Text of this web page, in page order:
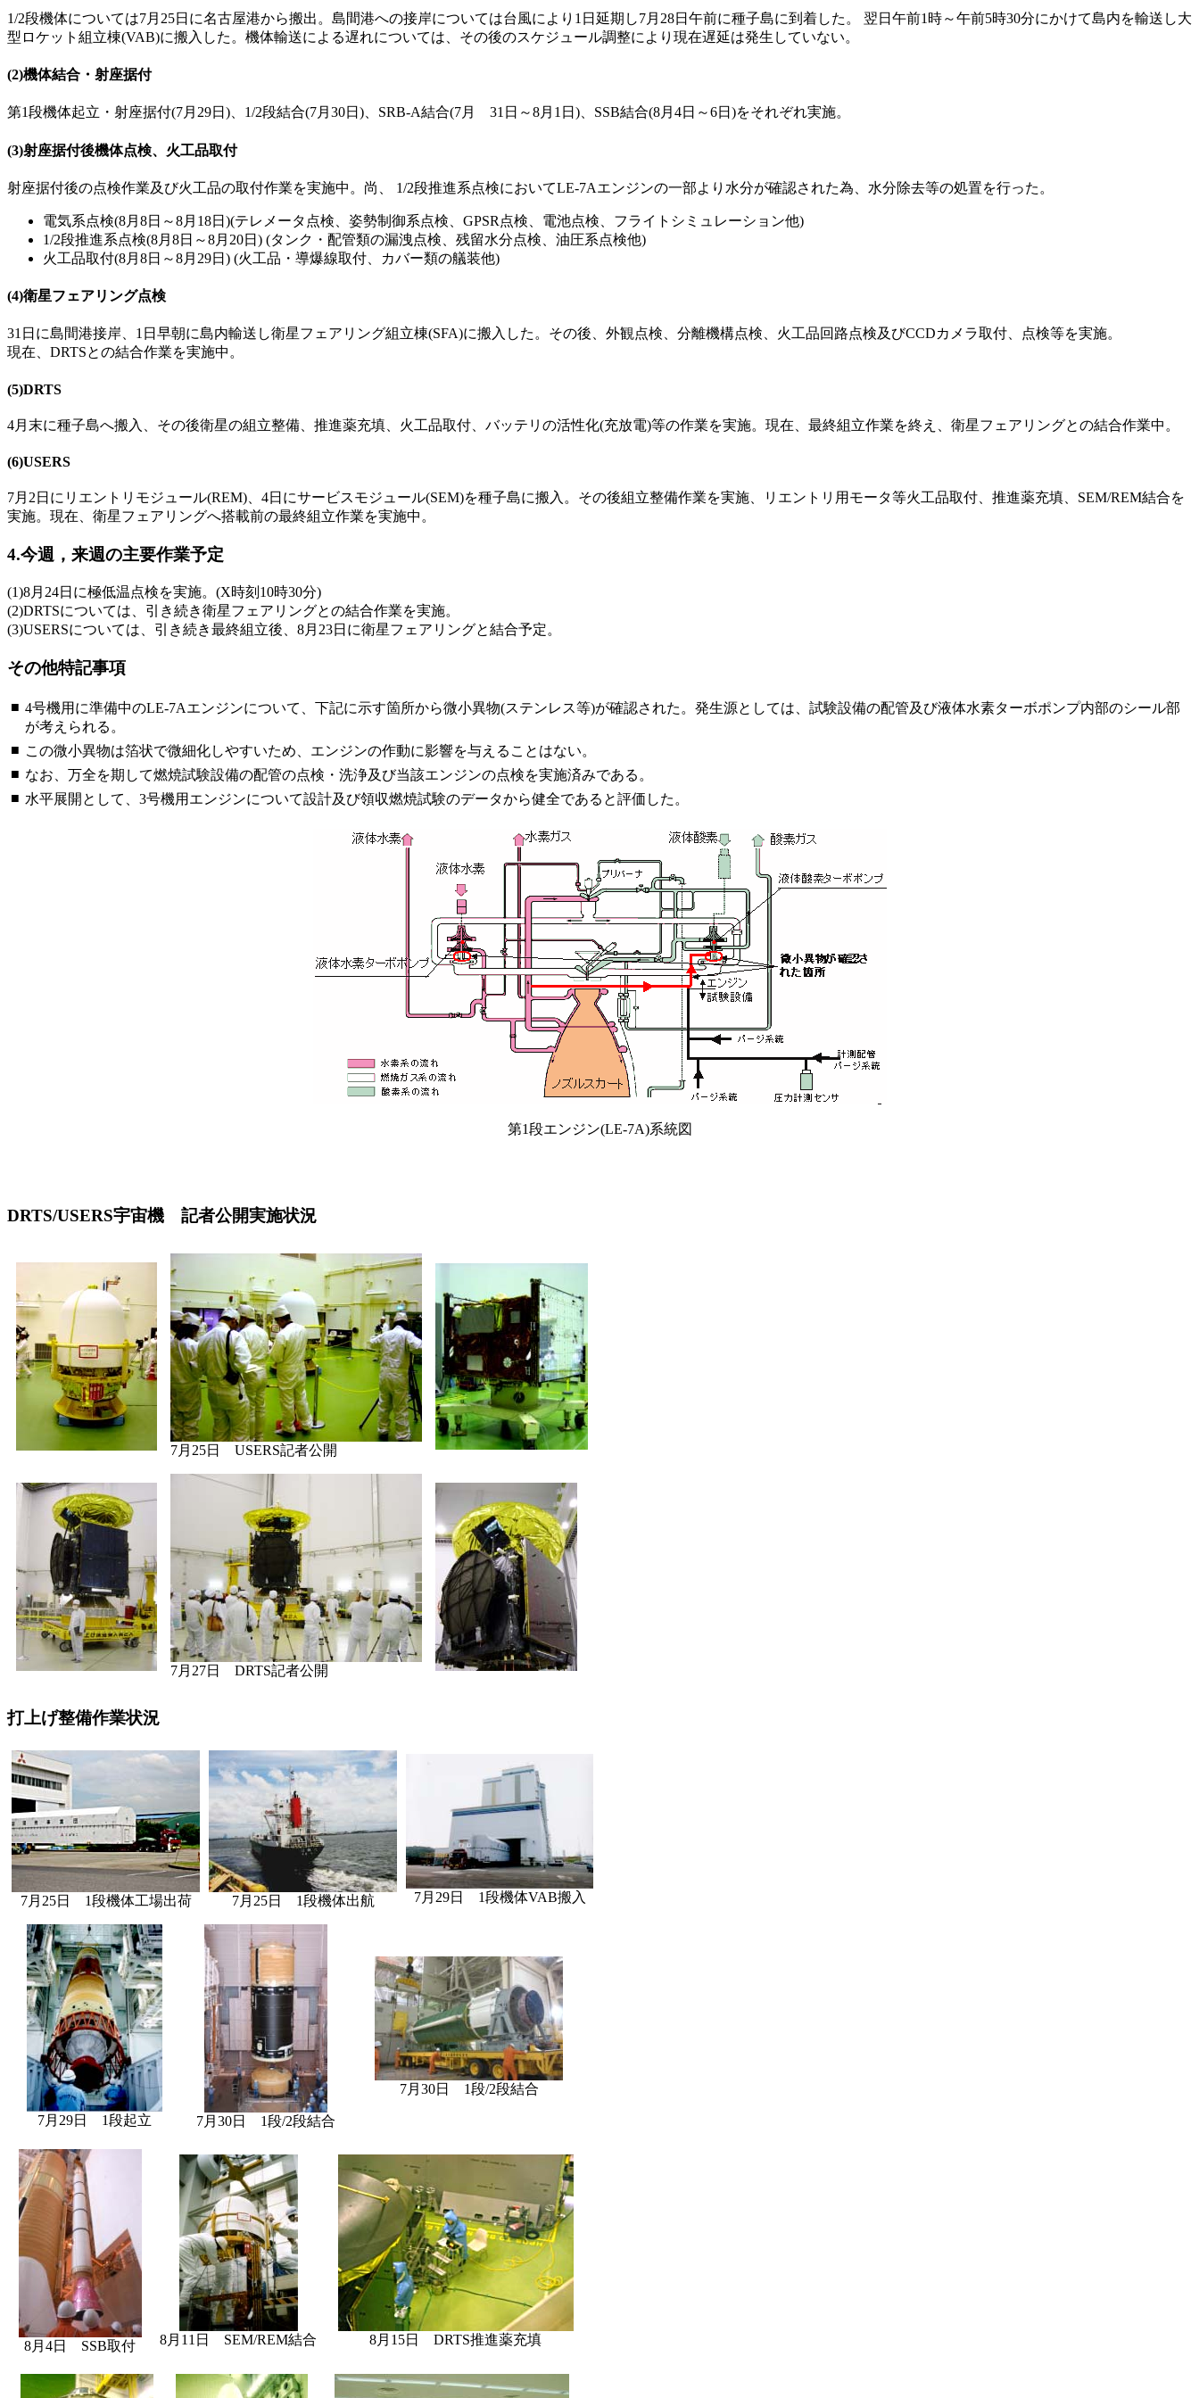
1/2段機体については7月25日に名古屋港から搬出。島間港への接岸については台風により1日延期し7月28日午前に種子島に到着した。 翌日午前1時～午前5時30分にかけて島内を輸送し大
型ロケット組立棟(VAB)に搬入した。機体輸送による遅れについては、その後のスケジュール調整により現在遅延は発生していない。
(2)機体結合・射座据付
第1段機体起立・射座据付(7月29日)、1/2段結合(7月30日)、SRB-A結合(7月 31日～8月1日)、SSB結合(8月4日～6日)をそれぞれ実施。
(3)射座据付後機体点検、火工品取付
射座据付後の点検作業及び火工品の取付作業を実施中。尚、 1/2段推進系点検においてLE-7Aエンジンの一部より水分が確認された為、水分除去等の処置を行った。
電気系点検(8月8日～8月18日)(テレメータ点検、姿勢制御系点検、GPSR点検、電池点検、フライトシミュレーション他)
1/2段推進系点検(8月8日～8月20日) (タンク・配管類の漏洩点検、残留水分点検、油圧系点検他)
火工品取付(8月8日～8月29日) (火工品・導爆線取付、カバー類の艤装他)
(4)衛星フェアリング点検
31日に島間港接岸、1日早朝に島内輸送し衛星フェアリング組立棟(SFA)に搬入した。その後、外観点検、分離機構点検、火工品回路点検及びCCDカメラ取付、点検等を実施。
現在、DRTSとの結合作業を実施中。
(5)DRTS
4月末に種子島へ搬入、その後衛星の組立整備、推進薬充填、火工品取付、バッテリの活性化(充放電)等の作業を実施。現在、最終組立作業を終え、衛星フェアリングとの結合作業中。
(6)USERS
7月2日にリエントリモジュール(REM)、4日にサービスモジュール(SEM)を種子島に搬入。その後組立整備作業を実施、リエントリ用モータ等火工品取付、推進薬充填、SEM/REM結合を
実施。現在、衛星フェアリングへ搭載前の最終組立作業を実施中。
4.今週，来週の主要作業予定
(1)8月24日に極低温点検を実施。(X時刻10時30分)
(2)DRTSについては、引き続き衛星フェアリングとの結合作業を実施。
(3)USERSについては、引き続き最終組立後、8月23日に衛星フェアリングと結合予定。
その他特記事項
■ 4号機用に準備中のLE-7Aエンジンについて、下記に示す箇所から微小異物(ステンレス等)が確認された。発生源としては、試験設備の配管及び液体水素ターボポンプ内部のシール部
が考えられる。
■ この微小異物は箔状で微細化しやすいため、エンジンの作動に影響を与えることはない。
■ なお、万全を期して燃焼試験設備の配管の点検・洗浄及び当該エンジンの点検を実施済みである。
■ 水平展開として、3号機用エンジンについて設計及び領収燃焼試験のデータから健全であると評価した。
第1段エンジン(LE-7A)系統図
DRTS/USERS宇宙機 記者公開実施状況
7月25日 USERS記者公開
7月27日 DRTS記者公開
打上げ整備作業状況
7月25日 1段機体工場出荷 7月25日 1段機体出航 7月29日 1段機体VAB搬入
7月29日 1段起立 7月30日 1段/2段結合
7月30日 1段/2段結合
8月4日 SSB取付 8月11日 SEM/REM結合 8月15日 DRTS推進薬充填